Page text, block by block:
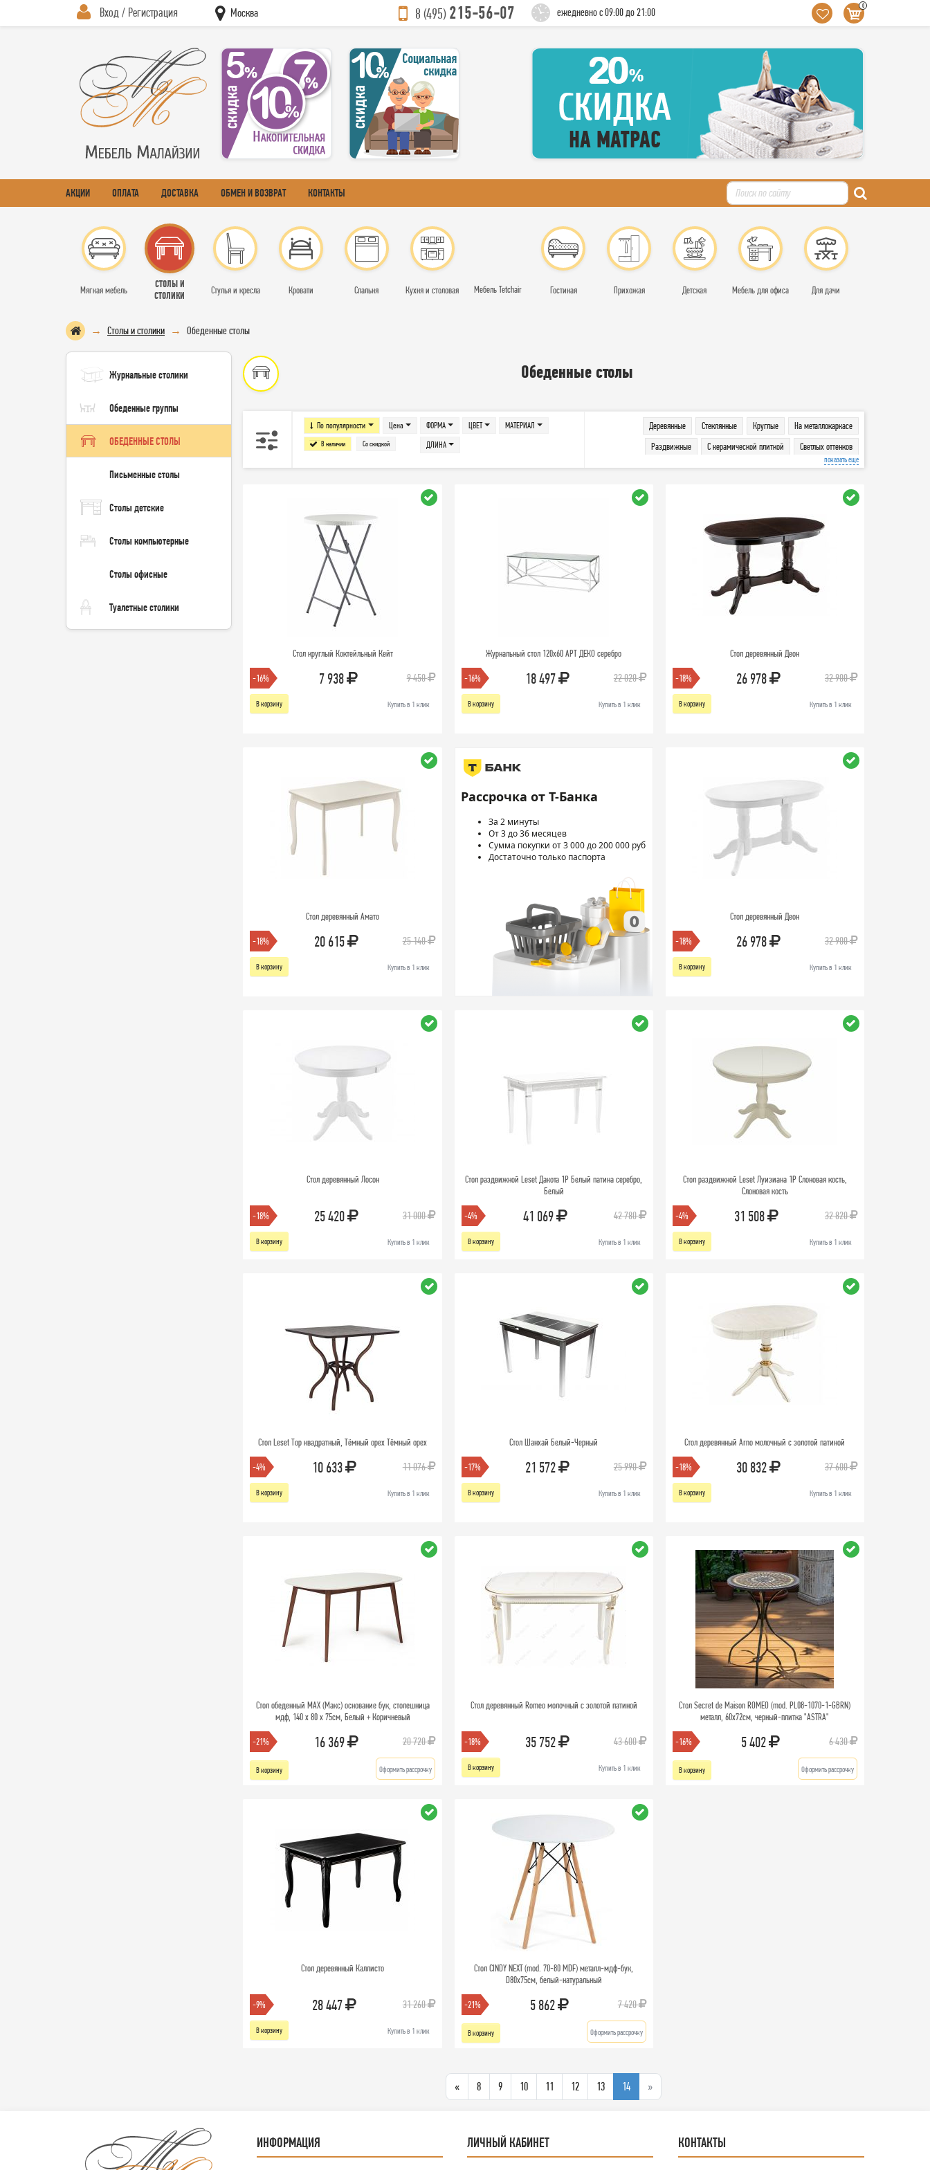
Вход / Регистрация Москва 8 (495)215-56-07 ежедневно с 09:00 до 21:00
0
АКЦИИ ОПЛАТА ДОСТАВКА ОБМЕН И ВОЗВРАТ КОНТАКТЫ
Мягкая мебель
СТОЛЫ И
СТОЛИКИ
Стулья и кресла Кровати Спальня Кухня и столовая Мебель Tetchair Гостиная Прихожая Детская Мебель для офиса Для дачи
Столы и столики Обеденные столы
Журнальные столики
Обеденные группы
ОБЕДЕННЫЕ СТОЛЫ
Письменные столы
Столы детские
Столы компьютерные
Столы офисные
Туалетные столики
Обеденные столы
По популярности Цена
В наличии Со скидкой
ФОРМА ЦВЕТ
МАТЕРИАЛ
ДЛИНА
Деревянные Стеклянные Круглые
На металлокаркасе
Раздвижные
С керамической плиткой
Светлых оттенков
Темных оттенков
Столы-книжка
показать еще
Стол круглый Коктейльный Кейт
-16% 7 938 9 450
В корзину Купить в 1 клик
Журнальный стол 120х60 АРТ ДЕКО серебро
-16% 18 497 22 020
В корзину Купить в 1 клик
Стол деревянный Деон
-18% 26 978 32 900
В корзину Купить в 1 клик
Стол деревянный Амато
-18% 20 615 25 140
В корзину Купить в 1 клик
Рассрочка от Т-Банка
За 2 минуты
От 3 до 36 месяцев
Сумма покупки от 3 000 до 200 000 руб
Достаточно только паспорта
Стол деревянный Деон
-18% 26 978 32 900
В корзину Купить в 1 клик
Стол деревянный Лосон
-18% 25 420 31 000
В корзину Купить в 1 клик
Стол раздвижной Leset Дакота 1Р Белый патина серебро,
Белый
-4% 41 069 42 780
В корзину Купить в 1 клик
Стол раздвижной Leset Луизиана 1Р Слоновая кость,
Слоновая кость
-4% 31 508 32 820
В корзину Купить в 1 клик
Стол Leset Тор квадратный, Тёмный орех Тёмный орех
-4% 10 633 11 076
В корзину Купить в 1 клик
Стол Шанхай Белый-Черный
-17% 21 572 25 990
В корзину Купить в 1 клик
Стол деревянный Arno молочный с золотой патиной
-18% 30 832 37 600
В корзину Купить в 1 клик
Стол обеденный MAX (Макс) основание бук, столешница
мдф, 140 х 80 х 75см, Белый + Коричневый
-21% 16 369 20 720
В корзину Оформить рассрочку
Стол деревянный Romeo молочный с золотой патиной
-18% 35 752 43 600
В корзину Купить в 1 клик
Стол Secret de Maison ROMEO (mod. PL08-1070-1-GBRN)
металл, 60х72см, черный-плитка "ASTRA"
-16% 5 402 6 430
В корзину Оформить рассрочку
Стол деревянный Каллисто
-9% 28 447 31 260
В корзину Купить в 1 клик
Стол CINDY NEXT (mod. 70-80 MDF) металл-мдф-бук,
D80х75см, белый-натуральный
-21% 5 862 7 420
В корзину Оформить рассрочку
« 8 9 10 11 12 13 14 »
ИНФОРМАЦИЯ ЛИЧНЫЙ КАБИНЕТ КОНТАКТЫ